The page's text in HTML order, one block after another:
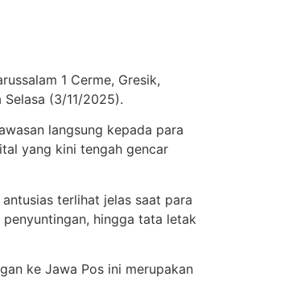
1 Cerme, Gresik,
(3/11/2025).
langsung kepada para
yang kini tengah gencar
terlihat jelas saat para
hingga tata letak
ke Jawa Pos ini merupakan